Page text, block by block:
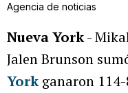
Agencia de noticias
Nueva York-
Jalen Brunson
York ganaron